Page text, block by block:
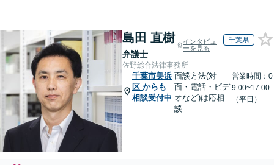
島田 直樹
弁護士
インタビュ
ーを見る
千葉県
佐野総合法律事務所
千葉市美浜
区 からも
相談受付中
面談方法(対
面・電話・ビデ
オなど)は応相
談
営業時間：0
9:00~17:00
（平日）